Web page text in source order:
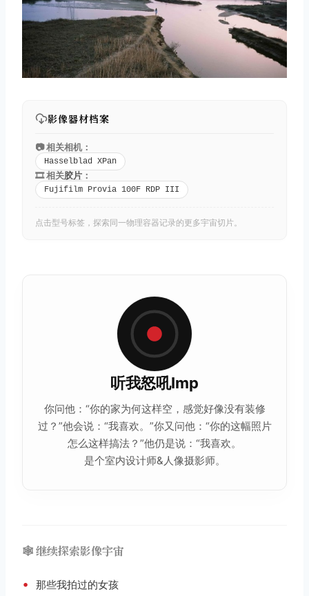
影像器材档案
📷 相关相机：
Hasselblad XPan
🎞️ 相关胶片 ：
Fujifilm Provia 100F RDP III
点击型号标签，探索同一物理容器记录的更多宇宙切片。
听我怒吼Imp
你问他：“你的家为何这样空，感觉好像没有装修
过？”他会说：“我喜欢。”你又问他：“你的这幅照片
怎么这样搞法？”他仍是说：“我喜欢。
是个室内设计师&人像摄影师。
🕸️ 继续探索影像宇宙
• 那些我拍过的女孩
取消